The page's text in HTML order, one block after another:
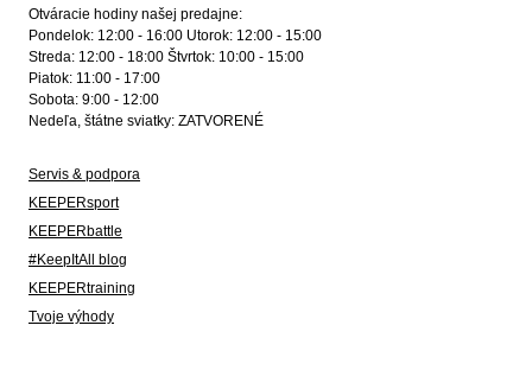
Otváracie hodiny našej predajne:
Pondelok: 12:00 - 16:00 Utorok: 12:00 - 15:00
Streda: 12:00 - 18:00 Štvrtok: 10:00 - 15:00
Piatok: 11:00 - 17:00
Sobota: 9:00 - 12:00
Nedeľa, štátne sviatky: ZATVORENÉ
Servis & podpora
KEEPERsport
KEEPERbattle
#KeepItAll blog
KEEPERtraining
Tvoje výhody